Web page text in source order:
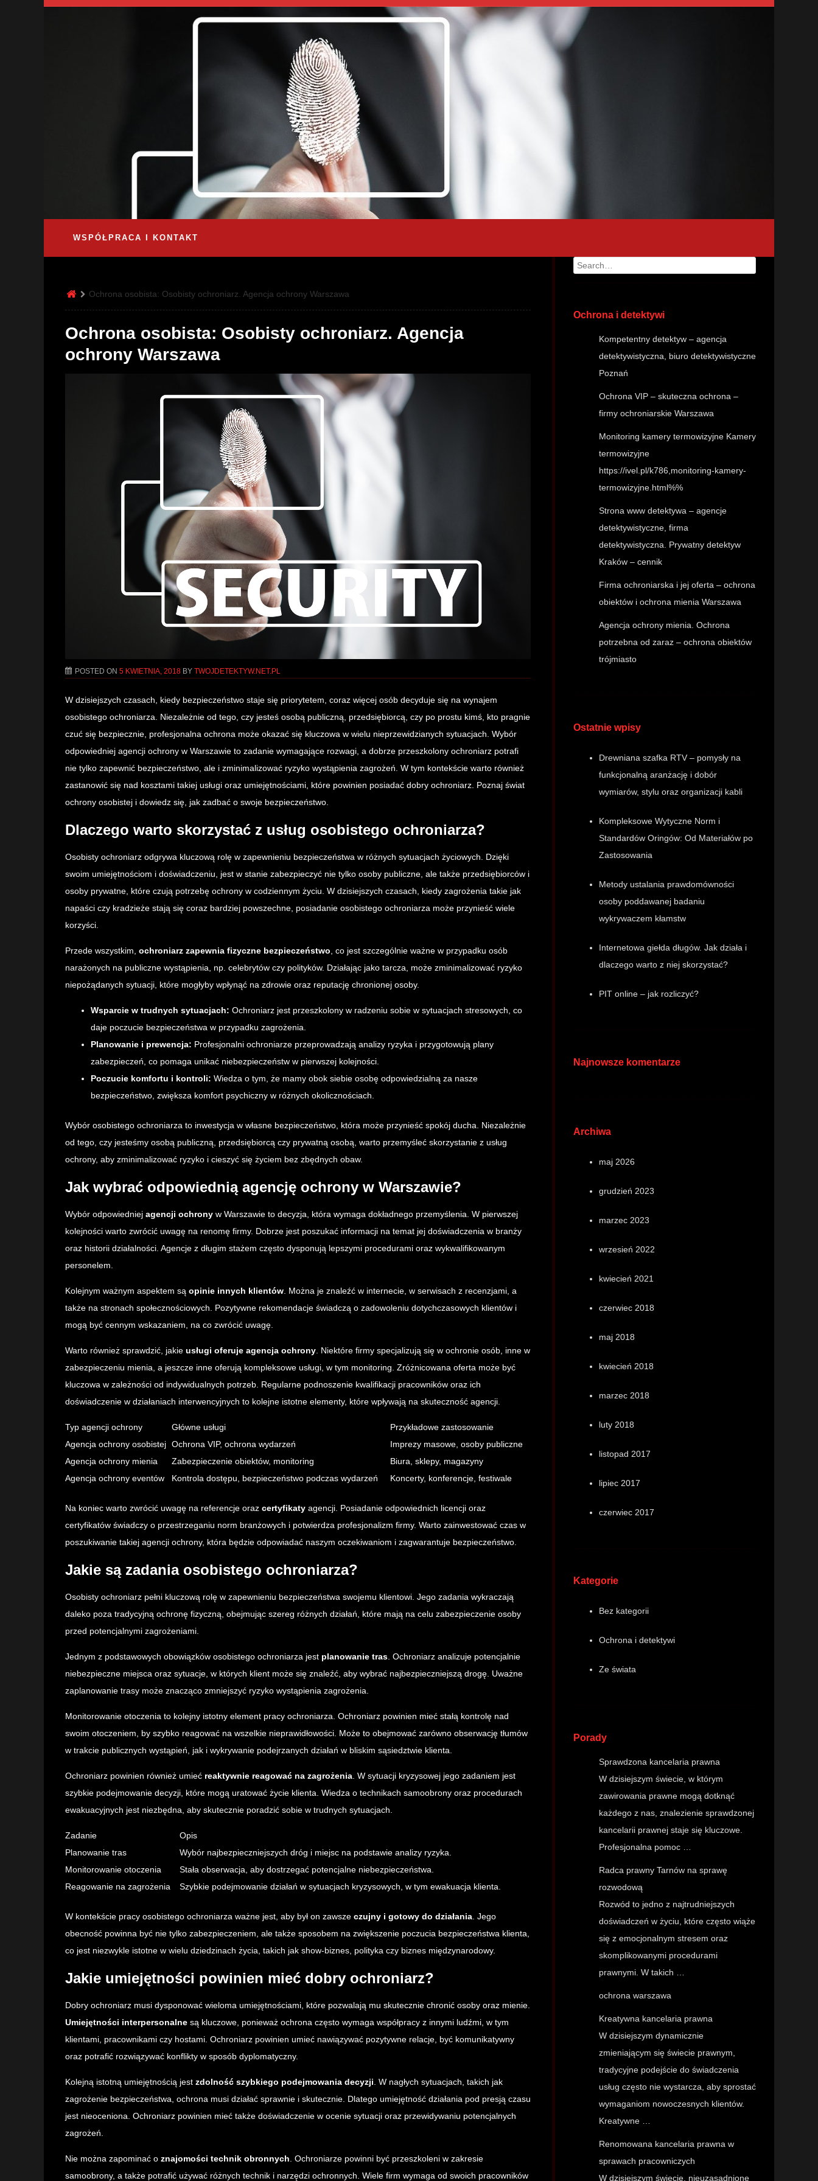
WSPÓŁPRACA I KONTAKT
Ochrona osobista: Osobisty ochroniarz. Agencja ochrony Warszawa
Ochrona osobista: Osobisty ochroniarz. Agencja
ochrony Warszawa
POSTED ON 5 KWIETNIA, 2018 BY TWOJDETEKTYW.NET.PL
W dzisiejszych czasach, kiedy bezpieczeństwo staje się priorytetem, coraz więcej osób decyduje się na wynajem
osobistego ochroniarza. Niezależnie od tego, czy jesteś osobą publiczną, przedsiębiorcą, czy po prostu kimś, kto pragnie
czuć się bezpiecznie, profesjonalna ochrona może okazać się kluczowa w wielu nieprzewidzianych sytuacjach. Wybór
odpowiedniej agencji ochrony w Warszawie to zadanie wymagające rozwagi, a dobrze przeszkolony ochroniarz potrafi
nie tylko zapewnić bezpieczeństwo, ale i zminimalizować ryzyko wystąpienia zagrożeń. W tym kontekście warto również
zastanowić się nad kosztami takiej usługi oraz umiejętnościami, które powinien posiadać dobry ochroniarz. Poznaj świat
ochrony osobistej i dowiedz się, jak zadbać o swoje bezpieczeństwo.
Dlaczego warto skorzystać z usług osobistego ochroniarza?
Osobisty ochroniarz odgrywa kluczową rolę w zapewnieniu bezpieczeństwa w różnych sytuacjach życiowych. Dzięki
swoim umiejętnościom i doświadczeniu, jest w stanie zabezpieczyć nie tylko osoby publiczne, ale także przedsiębiorców i
osoby prywatne, które czują potrzebę ochrony w codziennym życiu. W dzisiejszych czasach, kiedy zagrożenia takie jak
napaści czy kradzieże stają się coraz bardziej powszechne, posiadanie osobistego ochroniarza może przynieść wiele
korzyści.
Przede wszystkim, ochroniarz zapewnia fizyczne bezpieczeństwo , co jest szczególnie ważne w przypadku osób
narażonych na publiczne wystąpienia, np. celebrytów czy polityków. Działając jako tarcza, może zminimalizować ryzyko
niepożądanych sytuacji, które mogłyby wpłynąć na zdrowie oraz reputację chronionej osoby.
Wsparcie w trudnych sytuacjach: Ochroniarz jest przeszkolony w radzeniu sobie w sytuacjach stresowych, co
daje poczucie bezpieczeństwa w przypadku zagrożenia.
Planowanie i prewencja: Profesjonalni ochroniarze przeprowadzają analizy ryzyka i przygotowują plany
zabezpieczeń, co pomaga unikać niebezpieczeństw w pierwszej kolejności.
Poczucie komfortu i kontroli: Wiedza o tym, że mamy obok siebie osobę odpowiedzialną za nasze
bezpieczeństwo, zwiększa komfort psychiczny w różnych okolicznościach.
Wybór osobistego ochroniarza to inwestycja w własne bezpieczeństwo, która może przynieść spokój ducha. Niezależnie
od tego, czy jesteśmy osobą publiczną, przedsiębiorcą czy prywatną osobą, warto przemyśleć skorzystanie z usług
ochrony, aby zminimalizować ryzyko i cieszyć się życiem bez zbędnych obaw.
Jak wybrać odpowiednią agencję ochrony w Warszawie?
Wybór odpowiedniej agencji ochrony w Warszawie to decyzja, która wymaga dokładnego przemyślenia. W pierwszej
kolejności warto zwrócić uwagę na renomę firmy. Dobrze jest poszukać informacji na temat jej doświadczenia w branży
oraz historii działalności. Agencje z długim stażem często dysponują lepszymi procedurami oraz wykwalifikowanym
personelem.
Kolejnym ważnym aspektem są opinie innych klientów . Można je znaleźć w internecie, w serwisach z recenzjami, a
także na stronach społecznościowych. Pozytywne rekomendacje świadczą o zadowoleniu dotychczasowych klientów i
mogą być cennym wskazaniem, na co zwrócić uwagę.
Warto również sprawdzić, jakie usługi oferuje agencja ochrony . Niektóre firmy specjalizują się w ochronie osób, inne w
zabezpieczeniu mienia, a jeszcze inne oferują kompleksowe usługi, w tym monitoring. Zróżnicowana oferta może być
kluczowa w zależności od indywidualnych potrzeb. Regularne podnoszenie kwalifikacji pracowników oraz ich
doświadczenie w działaniach interwencyjnych to kolejne istotne elementy, które wpływają na skuteczność agencji.
Typ agencji ochrony Główne usługi
Przykładowe zastosowanie
Agencja ochrony osobistej Ochrona VIP, ochrona wydarzeń
Imprezy masowe, osoby publiczne
Agencja ochrony mienia
Zabezpieczenie obiektów, monitoring
Biura, sklepy, magazyny
Agencja ochrony eventów
Kontrola dostępu, bezpieczeństwo podczas wydarzeń Koncerty, konferencje, festiwale
Na koniec warto zwrócić uwagę na referencje oraz certyfikaty agencji. Posiadanie odpowiednich licencji oraz
certyfikatów świadczy o przestrzeganiu norm branżowych i potwierdza profesjonalizm firmy. Warto zainwestować czas w
poszukiwanie takiej agencji ochrony, która będzie odpowiadać naszym oczekiwaniom i zagwarantuje bezpieczeństwo.
Jakie są zadania osobistego ochroniarza?
Osobisty ochroniarz pełni kluczową rolę w zapewnieniu bezpieczeństwa swojemu klientowi. Jego zadania wykraczają
daleko poza tradycyjną ochronę fizyczną, obejmując szereg różnych działań, które mają na celu zabezpieczenie osoby
przed potencjalnymi zagrożeniami.
Jednym z podstawowych obowiązków osobistego ochroniarza jest planowanie tras . Ochroniarz analizuje potencjalnie
niebezpieczne miejsca oraz sytuacje, w których klient może się znaleźć, aby wybrać najbezpieczniejszą drogę. Uważne
zaplanowanie trasy może znacząco zmniejszyć ryzyko wystąpienia zagrożenia.
Monitorowanie otoczenia to kolejny istotny element pracy ochroniarza. Ochroniarz powinien mieć stałą kontrolę nad
swoim otoczeniem, by szybko reagować na wszelkie nieprawidłowości. Może to obejmować zarówno obserwację tłumów
w trakcie publicznych wystąpień, jak i wykrywanie podejrzanych działań w bliskim sąsiedztwie klienta.
Ochroniarz powinien również umieć reaktywnie reagować na zagrożenia . W sytuacji kryzysowej jego zadaniem jest
szybkie podejmowanie decyzji, które mogą uratować życie klienta. Wiedza o technikach samoobrony oraz procedurach
ewakuacyjnych jest niezbędna, aby skutecznie poradzić sobie w trudnych sytuacjach.
Zadanie
Opis
Planowanie tras
Wybór najbezpieczniejszych dróg i miejsc na podstawie analizy ryzyka.
Monitorowanie otoczenia
Stała obserwacja, aby dostrzegać potencjalne niebezpieczeństwa.
Reagowanie na zagrożenia
Szybkie podejmowanie działań w sytuacjach kryzysowych, w tym ewakuacja klienta.
W kontekście pracy osobistego ochroniarza ważne jest, aby był on zawsze czujny i gotowy do działania . Jego
obecność powinna być nie tylko zabezpieczeniem, ale także sposobem na zwiększenie poczucia bezpieczeństwa klienta,
co jest niezwykle istotne w wielu dziedzinach życia, takich jak show-biznes, polityka czy biznes międzynarodowy.
Jakie umiejętności powinien mieć dobry ochroniarz?
Dobry ochroniarz musi dysponować wieloma umiejętnościami, które pozwalają mu skutecznie chronić osoby oraz mienie.
Umiejętności interpersonalne są kluczowe, ponieważ ochrona często wymaga współpracy z innymi ludźmi, w tym
klientami, pracownikami czy hostami. Ochroniarz powinien umieć nawiązywać pozytywne relacje, być komunikatywny
oraz potrafić rozwiązywać konflikty w sposób dyplomatyczny.
Kolejną istotną umiejętnością jest zdolność szybkiego podejmowania decyzji . W nagłych sytuacjach, takich jak
zagrożenie bezpieczeństwa, ochrona musi działać sprawnie i skutecznie. Dlatego umiejętność działania pod presją czasu
jest nieoceniona. Ochroniarz powinien mieć także doświadczenie w ocenie sytuacji oraz przewidywaniu potencjalnych
zagrożeń.
Nie można zapominać o znajomości technik obronnych . Ochroniarze powinni być przeszkoleni w zakresie
samoobrony, a także potrafić używać różnych technik i narzędzi ochronnych. Wiele firm wymaga od swoich pracowników
Search
Ochrona i detektywi
Kompetentny detektyw – agencja
detektywistyczna, biuro detektywistyczne
Poznań
Ochrona VIP – skuteczna ochrona –
firmy ochroniarskie Warszawa
Monitoring kamery termowizyjne Kamery
termowizyjne
https://ivel.pl/k786,monitoring-kamery-
termowizyjne.html%%
Strona www detektywa – agencje
detektywistyczne, firma
detektywistyczna. Prywatny detektyw
Kraków – cennik
Firma ochroniarska i jej oferta – ochrona
obiektów i ochrona mienia Warszawa
Agencja ochrony mienia. Ochrona
potrzebna od zaraz – ochrona obiektów
trójmiasto
Ostatnie wpisy
Drewniana szafka RTV – pomysły na
funkcjonalną aranżację i dobór
wymiarów, stylu oraz organizacji kabli
Kompleksowe Wytyczne Norm i
Standardów Oringów: Od Materiałów po
Zastosowania
Metody ustalania prawdomówności
osoby poddawanej badaniu
wykrywaczem kłamstw
Internetowa giełda długów. Jak działa i
dlaczego warto z niej skorzystać?
PIT online – jak rozliczyć?
Najnowsze komentarze
Archiwa
maj 2026
grudzień 2023
marzec 2023
wrzesień 2022
kwiecień 2021
czerwiec 2018
maj 2018
kwiecień 2018
marzec 2018
luty 2018
listopad 2017
lipiec 2017
czerwiec 2017
Kategorie
Bez kategorii
Ochrona i detektywi
Ze świata
Porady
Sprawdzona kancelaria prawna
W dzisiejszym świecie, w którym
zawirowania prawne mogą dotknąć
każdego z nas, znalezienie sprawdzonej
kancelarii prawnej staje się kluczowe.
Profesjonalna pomoc …
Radca prawny Tarnów na sprawę
rozwodową
Rozwód to jedno z najtrudniejszych
doświadczeń w życiu, które często wiąże
się z emocjonalnym stresem oraz
skomplikowanymi procedurami
prawnymi. W takich …
ochrona warszawa
Kreatywna kancelaria prawna
W dzisiejszym dynamicznie
zmieniającym się świecie prawnym,
tradycyjne podejście do świadczenia
usług często nie wystarcza, aby sprostać
wymaganiom nowoczesnych klientów.
Kreatywne …
Renomowana kancelaria prawna w
sprawach pracowniczych
W dzisiejszym świecie, nieuzasadnione